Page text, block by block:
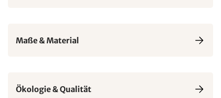
Maße & Material
Ökologie & Qualität